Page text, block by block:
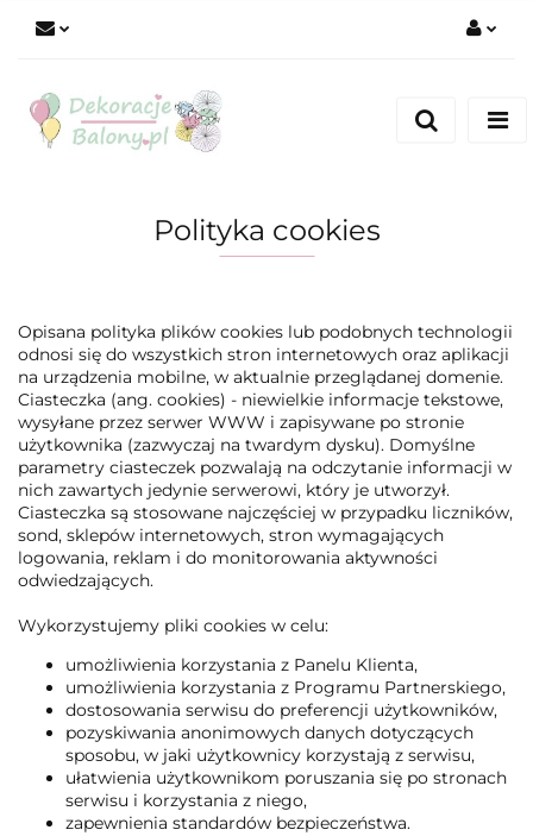
Zarejestruj się
Polityka cookies
Opisana polityka plików cookies lub podobnych technologii
odnosi się do wszystkich stron internetowych oraz aplikacji
na urządzenia mobilne, w aktualnie przeglądanej domenie.
Ciasteczka (ang. cookies) - niewielkie informacje tekstowe,
wysyłane przez serwer WWW i zapisywane po stronie
użytkownika (zazwyczaj na twardym dysku). Domyślne
parametry ciasteczek pozwalają na odczytanie informacji w
nich zawartych jedynie serwerowi, który je utworzył.
Ciasteczka są stosowane najczęściej w przypadku liczników,
sond, sklepów internetowych, stron wymagających
logowania, reklam i do monitorowania aktywności
odwiedzających.
Wykorzystujemy pliki cookies w celu:
umożliwienia korzystania z Panelu Klienta,
umożliwienia korzystania z Programu Partnerskiego,
dostosowania serwisu do preferencji użytkowników,
pozyskiwania anonimowych danych dotyczących
sposobu, w jaki użytkownicy korzystają z serwisu,
ułatwienia użytkownikom poruszania się po stronach
serwisu i korzystania z niego,
zapewnienia standardów bezpieczeństwa.